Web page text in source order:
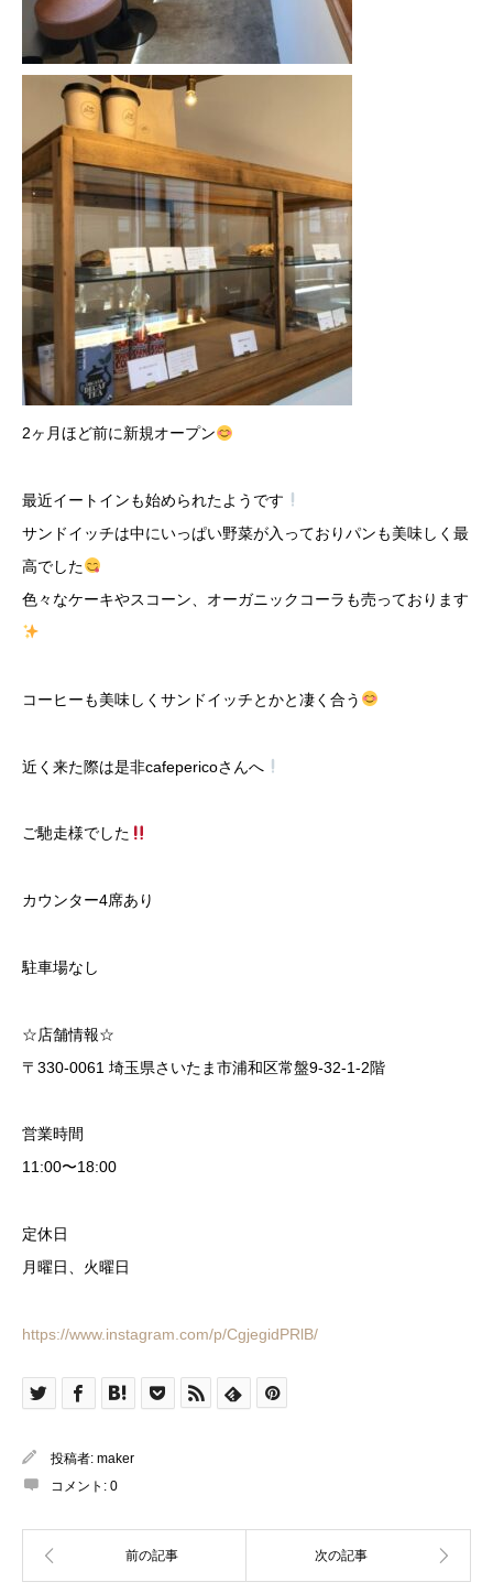
2ヶ月ほど前に新規オープン
最近イートインも始められたようです
サンドイッチは中にいっぱい野菜が入っておりパンも美味しく最
高でした
色々なケーキやスコーン、オーガニックコーラも売っております
コーヒーも美味しくサンドイッチとかと凄く合う
近く来た際は是非cafepericoさんへ
ご馳走様でした
カウンター4席あり
駐車場なし
☆店舗情報☆
〒330-0061 埼玉県さいたま市浦和区常盤9-32-1-2階
営業時間
11:00〜18:00
定休日
月曜日、火曜日
https://www.instagram.com/p/CgjegidPRlB/
投稿者: maker
コメント: 0